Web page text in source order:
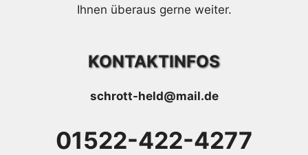
Ihnen überaus gerne weiter.
KONTAKTINFOS
schrott-held@mail.de
01522-422-4277